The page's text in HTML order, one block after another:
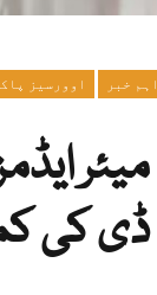
اہم خبر اوورسیز
میئر
ڈی کی